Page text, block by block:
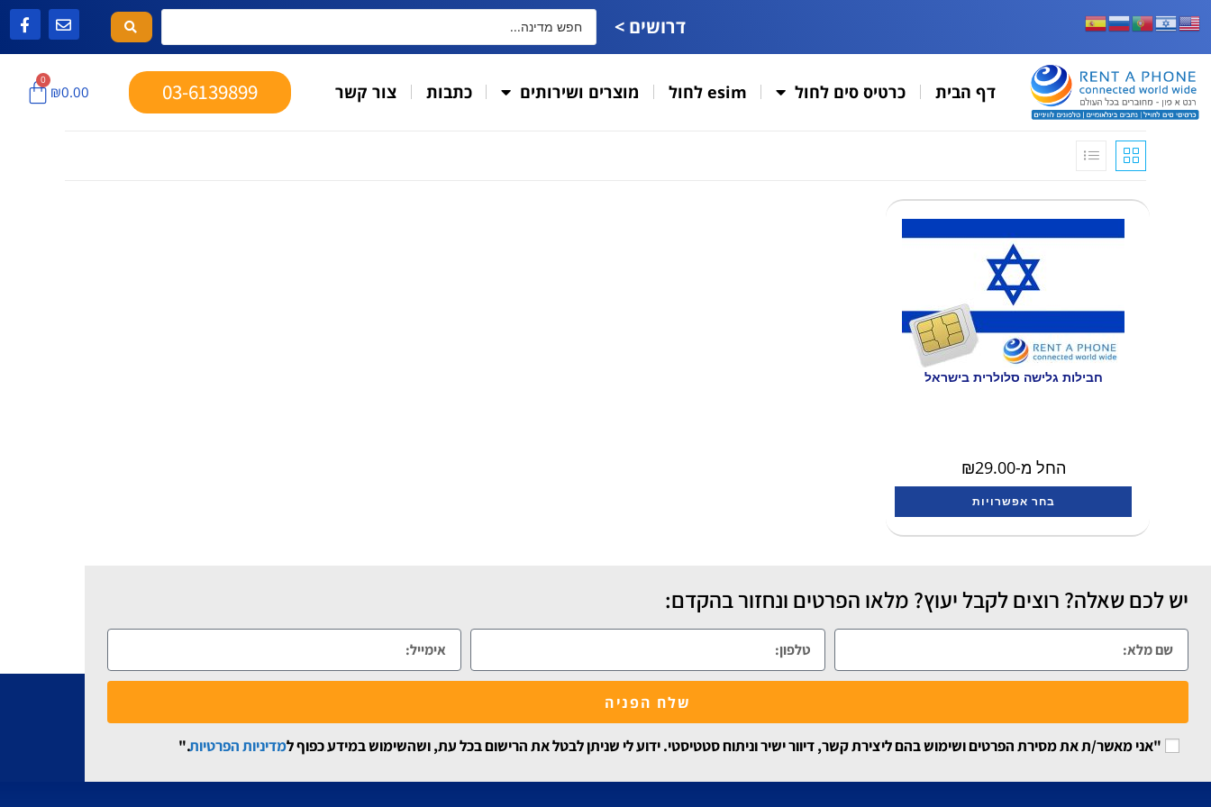
דרושים >
דף הבית כרטיס סים לחול esim לחול מוצרים ושירותים כתבות צור קשר 03-6139899
₪0.00
0
חבילות גלישה סלולרית בישראל
החל מ- ₪29.00
בחר אפשרויות
יש לכם שאלה? רוצים לקבל יעוץ? מלאו הפרטים ונחזור בהקדם:
"אני מאשר/ת את מסירת הפרטים ושימוש בהם ליצירת קשר, דיוור ישיר וניתוח סטטיסטי. ידוע לי שניתן לבטל את הרישום בכל עת, ושהשימוש במידע כפוף למדיניות הפרטיות."
שלח הפניה